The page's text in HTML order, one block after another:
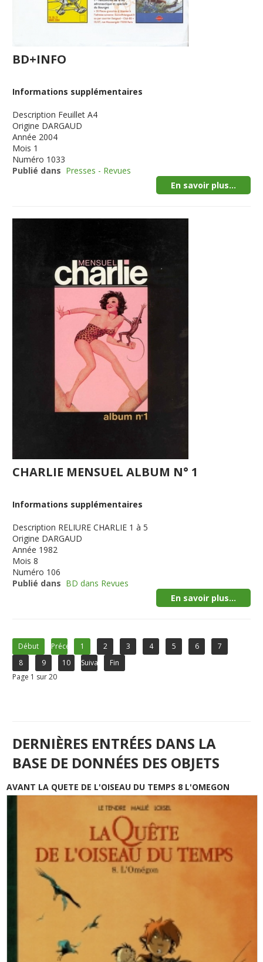
BD+INFO
Informations supplémentaires
Description Feuillet A4
Origine DARGAUD
Année 2004
Mois 1
Numéro 1033
Publié dans Presses - Revues
En savoir plus...
CHARLIE MENSUEL ALBUM N° 1
Informations supplémentaires
Description RELIURE CHARLIE 1 à 5
Origine DARGAUD
Année 1982
Mois 8
Numéro 106
Publié dans BD dans Revues
En savoir plus...
Début Précédent1 2 3 4 5 6
7
8
9 10 Suivant
Fin
Page 1 sur 20
DERNIÈRES ENTRÉES DANS LA
BASE DE DONNÉES DES OBJETS
AVANT LA QUETE DE L'OISEAU DU TEMPS 8 L'OMEGON